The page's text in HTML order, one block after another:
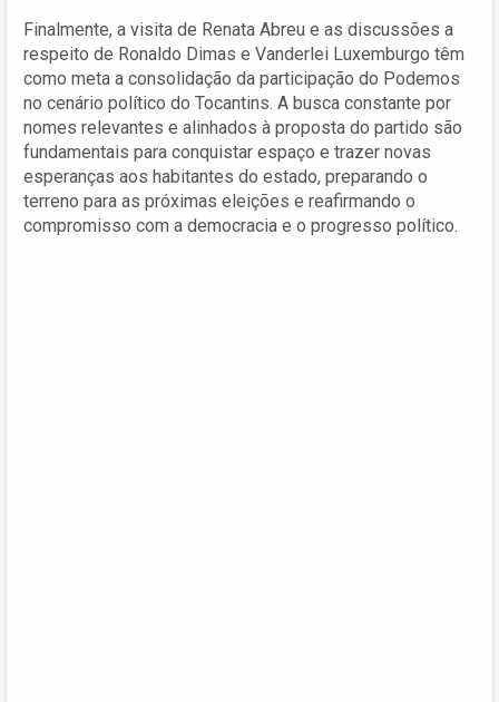
Finalmente, a visita de Renata Abreu e as discussões a
respeito de Ronaldo Dimas e Vanderlei Luxemburgo têm
como meta a consolidação da participação do Podemos
no cenário político do Tocantins. A busca constante por
nomes relevantes e alinhados à proposta do partido são
fundamentais para conquistar espaço e trazer novas
esperanças aos habitantes do estado, preparando o
terreno para as próximas eleições e reafirmando o
compromisso com a democracia e o progresso político.